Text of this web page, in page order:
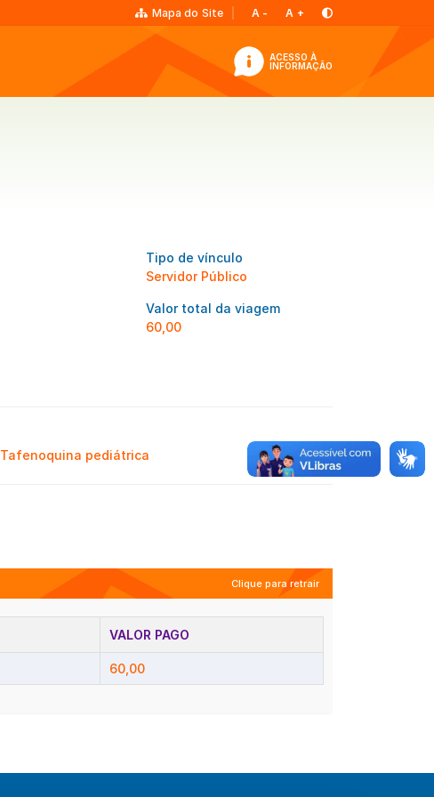
Mapa do Site A - A +
ACESSO À
INFORMAÇÃO
Tipo de vínculo
Servidor Público
Valor total da viagem
60,00
pediátrica
Clique para retrair
VALOR PAGO
60,00